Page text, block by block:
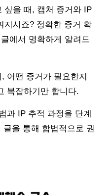
싶을 때, 캡처 증거와 IP
지시죠? 정확한 증거 확
에서 명확하게 알려드
어떤 증거가 필요한지
복잡하기만 합니다.
과 IP 추적 과정을 단계
을 통해 합법적으로 권